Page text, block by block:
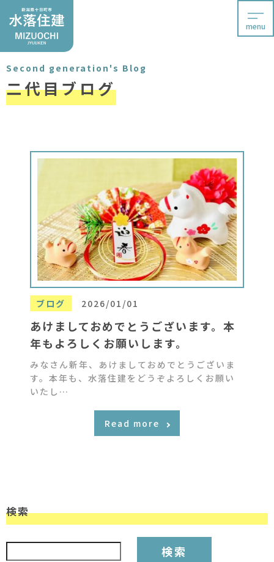
menu
Second generation's Blog
二代目ブログ
ブログ 2026/01/01
あけましておめでとうございます。本
年もよろしくお願いします。
みなさん新年、あけましておめでとうございま
す。本年も、水落住建をどうぞよろしくお願い
いたし…
Read more
検索
検索: